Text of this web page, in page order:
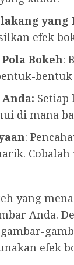
yang
efek
Bokeh:
di mana
:
yang
Anda.
efek